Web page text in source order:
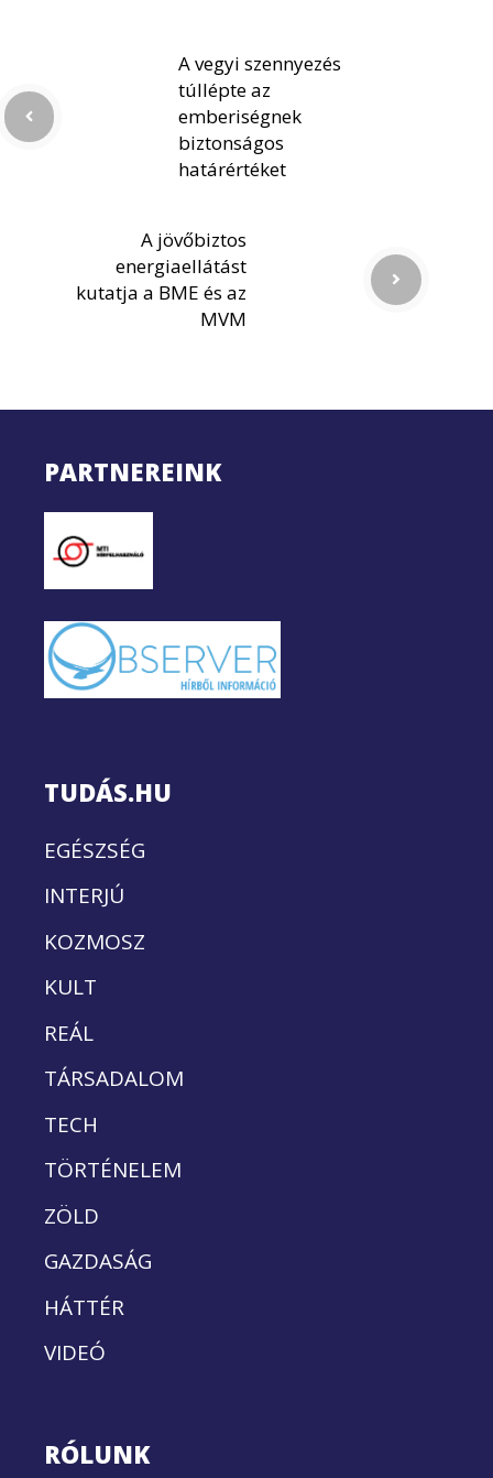
A vegyi szennyezés
túllépte az
emberiségnek
biztonságos
határértéket
A jövőbiztos
energiaellátást
kutatja a BME és az
MVM
PARTNEREINK
TUDÁS.HU
EGÉSZSÉG
INTERJÚ
KOZMOSZ
KULT
REÁL
TÁRSADALOM
TECH
TÖRTÉNELEM
ZÖLD
GAZDASÁG
HÁTTÉR
VIDEÓ
RÓLUNK